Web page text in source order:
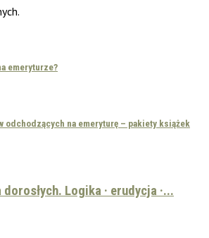
emeryturze?
odchodzących na emeryturę – pakiety książek
Logika · erudycja ·...